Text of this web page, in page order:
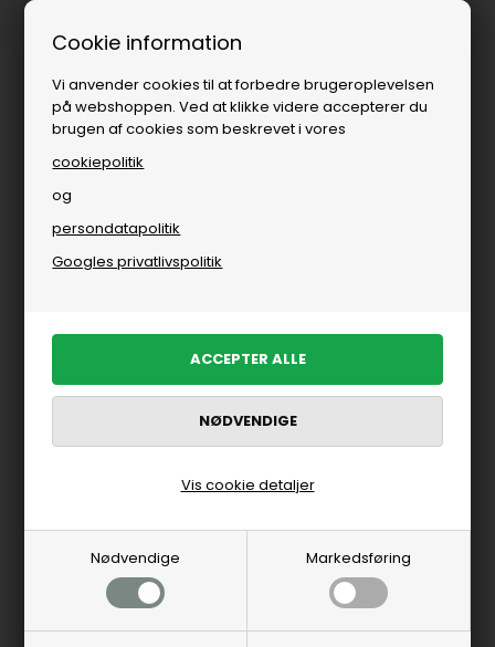
Cookie information
Vi anvender cookies til at forbedre brugeroplevelsen
på webshoppen. Ved at klikke videre accepterer du
brugen af cookies som beskrevet i vores
cookiepolitik
og
persondatapolitik
Googles privatlivspolitik
Nødvendige Markedsføring
Vis cookie detaljer